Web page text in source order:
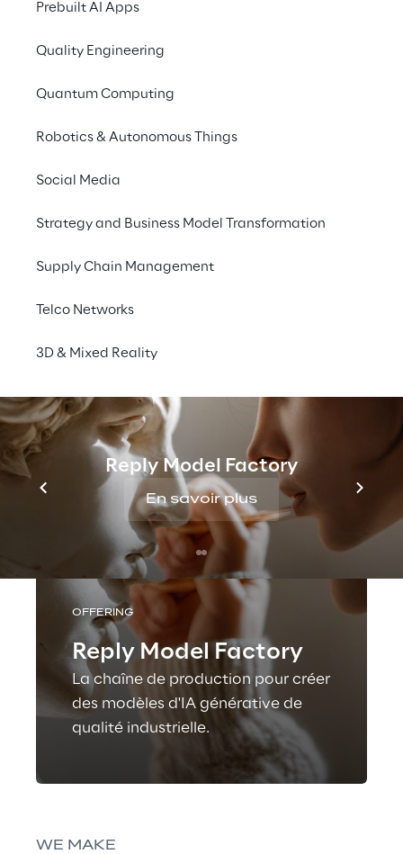
Prebuilt AI Apps
Quality Engineering
Quantum Computing
Robotics & Autonomous Things
Social Media
Strategy and Business Model Transformation
Supply Chain Management
Telco Networks
3D & Mixed Reality
Reply Model Factory
En savoir plus
Ce n'est pas la capacité
d'avoir une vision, c'est la
capacité de la
concrétiser qui vous
permettra de faire
progresser votre
OFFERING
Reply Model Factory
La chaîne de production pour créer
des modèles d'IA générative de
qualité industrielle.
WE MAKE